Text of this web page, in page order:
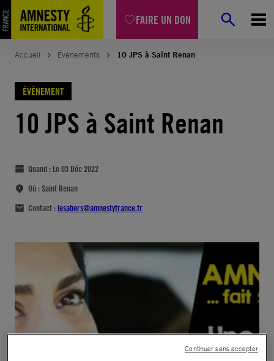
FAIRE UN DON
Accueil Évènements 10 JPS à Saint Renan
ÉVÈNEMENT
10 JPS à Saint Renan
Quand : Le 03 Déc 2022
Où :Saint Renan
Contact :lesabers@amnestyfrance.fr
Continuer sans accepter